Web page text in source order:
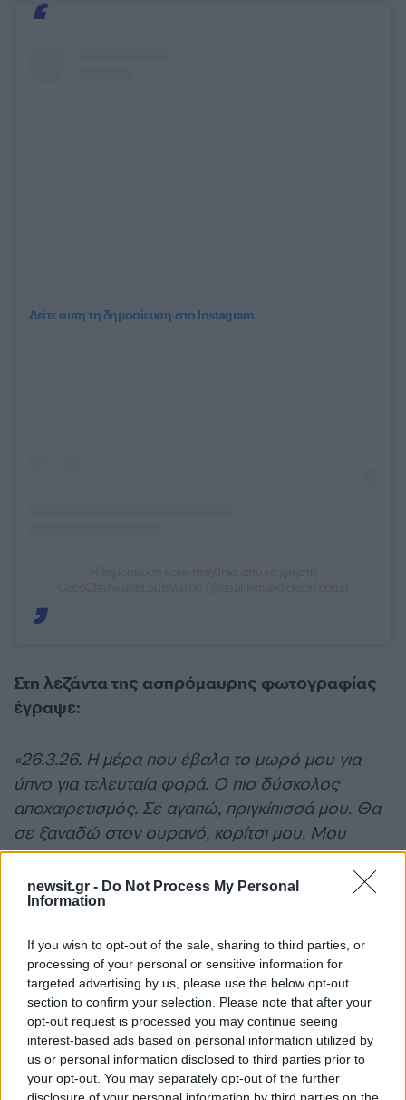
newsit.gr - Do Not Process My Personal
Information
If you wish to opt-out of the sale, sharing to third parties, or
processing of your personal or sensitive information for
targeted advertising by us, please use the below opt-out
section to confirm your selection. Please note that after your
opt-out request is processed you may continue seeing
interest-based ads based on personal information utilized by
us or personal information disclosed to third parties prior to
your opt-out. You may separately opt-out of the further
Δείτε αυτή τη δημοσίευση στο Instagram.
Στη λεζάντα της ασπρόμαυρης φωτογραφίας
έγραψε:
«26.3.26. Η μέρα που έβαλα το μωρό μου για
ύπνο για τελευταία φορά. Ο πιο δύσκολος
αποχαιρετισμός. Σε αγαπώ, πριγκίπισσά μου. Θα
σε ξαναδώ στον ουρανό, κορίτσι μου. Μου
λείπεις τόσο πολύ – αυτό το κενό δεν θα γεμίσει
ποτέ».
σχολίων.«Το βρίσκω τελείως παράξενο… τα
social media και η ματαιοδοξία σε έχουν
καταπιεί»έγραψε κάποιος με την Sophie-May να
εξηγεί ότι η ανάρτηση δεν είχε καμία σχέση με το
κοινό, αλλά με τον αποχαιρετισμό στην κόρη της.